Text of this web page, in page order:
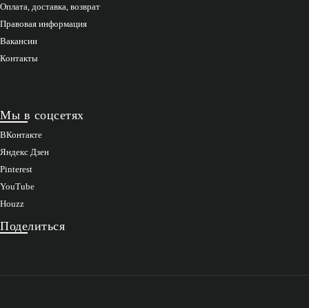
Оплата, доставка, возврат
Правовая информация
Вакансии
Контакты
Мы в соцсетях
ВКонтакте
Яндекс Дзен
Pinterest
YouTube
Houzz
Поделиться